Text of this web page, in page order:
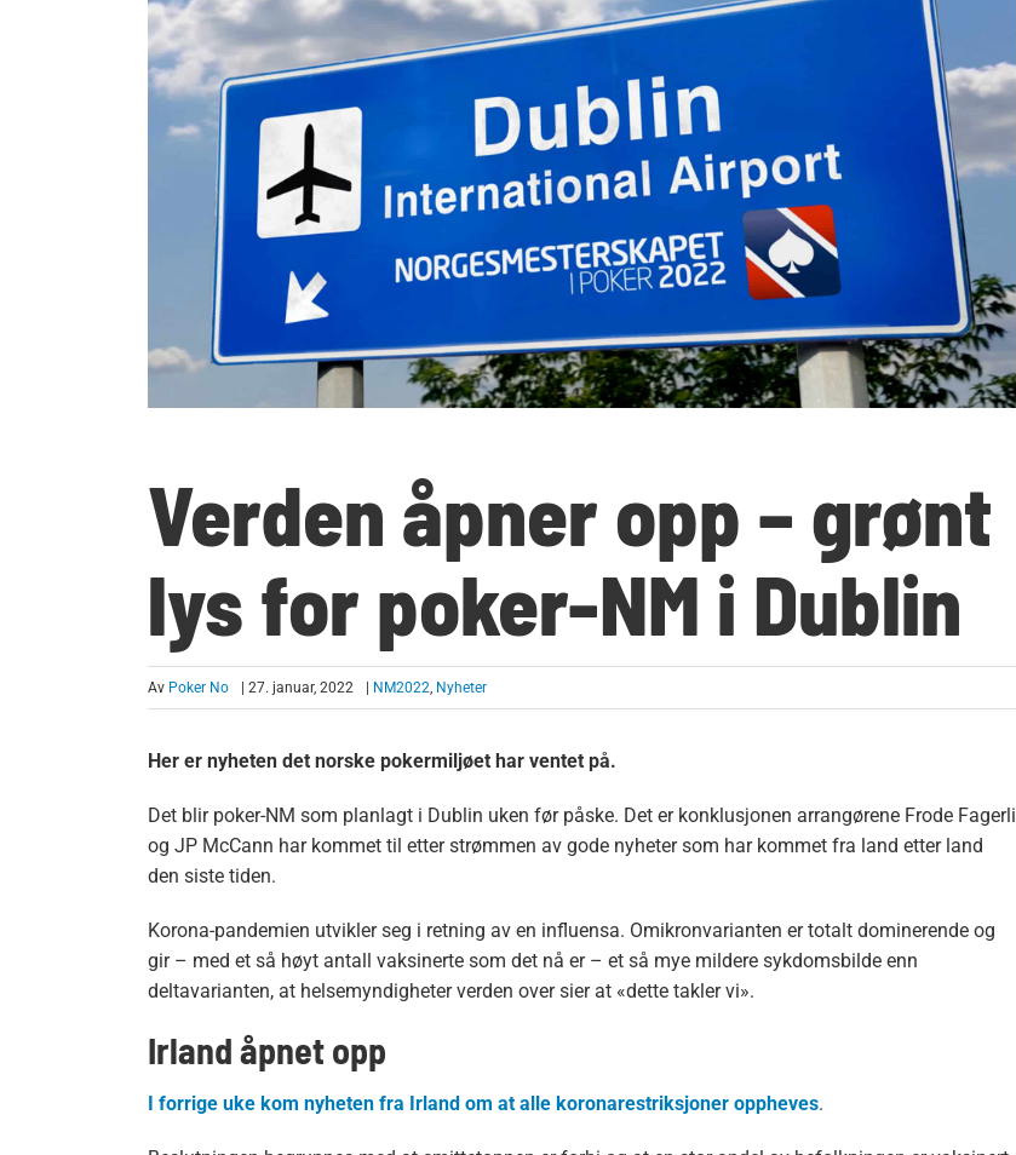
Verden åpner opp – grønt
lys for poker-NM i Dublin
Av Poker No | 27. januar, 2022 | NM2022 Nyheter
Her er nyheten det norske pokermiljøet har ventet på.
Det blir poker-NM som planlagt i Dublin uken før påske. Det er konklusjonen arrangørene Frode Fagerli
og JP McCann har kommet til etter strømmen av gode nyheter som har kommet fra land etter land
den siste tiden.
Korona-pandemien utvikler seg i retning av en influensa. Omikronvarianten er totalt dominerende og
gir – med et så høyt antall vaksinerte som det nå er – et så mye mildere sykdomsbilde enn
deltavarianten, at helsemyndigheter verden over sier at «dette takler vi».
Irland åpnet opp
I forrige uke kom nyheten fra Irland om at alle koronarestriksjoner oppheves.